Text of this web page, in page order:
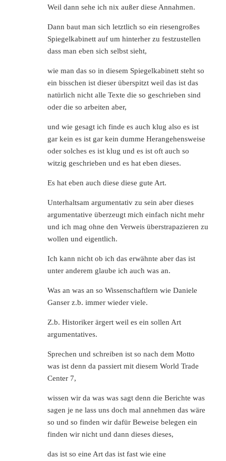
Weil dann sehe ich nix außer diese Annahmen.
Dann baut man sich letztlich so ein riesengroßes
Spiegelkabinett auf um hinterher zu festzustellen
dass man eben sich selbst sieht,
wie man das so in diesem Spiegelkabinett steht so
ein bisschen ist dieser überspitzt weil das ist das
natürlich nicht alle Texte die so geschrieben sind
oder die so arbeiten aber,
und wie gesagt ich finde es auch klug also es ist
gar kein es ist gar kein dumme Herangehensweise
oder solches es ist klug und es ist oft auch so
witzig geschrieben und es hat eben dieses.
Es hat eben auch diese diese gute Art.
Unterhaltsam argumentativ zu sein aber dieses
argumentative überzeugt mich einfach nicht mehr
und ich mag ohne den Verweis überstrapazieren zu
wollen und eigentlich.
Ich kann nicht ob ich das erwähnte aber das ist
unter anderem glaube ich auch was an.
Was an was an so Wissenschaftlern wie Daniele
Ganser z.b. immer wieder viele.
Z.b. Historiker ärgert weil es ein sollen Art
argumentatives.
Sprechen und schreiben ist so nach dem Motto
was ist denn da passiert mit diesem World Trade
Center 7,
wissen wir da was was sagt denn die Berichte was
sagen je ne lass uns doch mal annehmen das wäre
so und so finden wir dafür Beweise belegen ein
finden wir nicht und dann dieses dieses,
das ist so eine Art das ist fast wie eine